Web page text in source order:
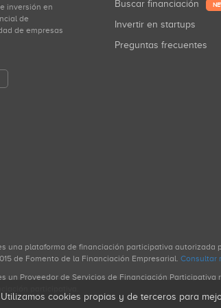
inversión en
de
de empresas
Buscar financiación
Invertir en startups
Preguntas frecuentes
una plataforma de financiación participativa autorizada
de Fomento de la Financiación Empresarial. Consultar
un Proveedor de Servicios de Financiación Participativa
Utilizamos cookies propias y de terceros para